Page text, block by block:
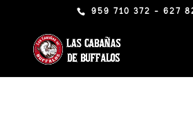
959 710 372 - 627